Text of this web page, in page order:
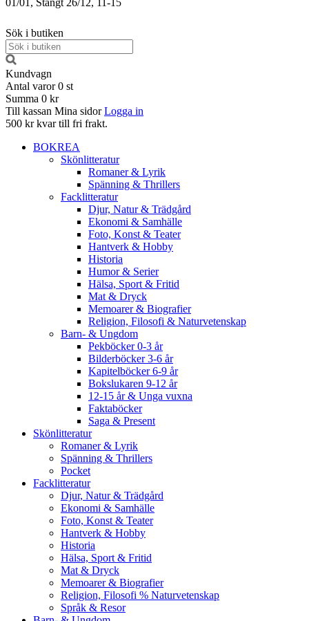
01/01, Stängt 26/12, 11-15
Sök i butiken
Kundvagn
Antal varor 0 st
Summa 0 kr
Till kassan Mina sidor Logga in
500 kr kvar till fri frakt.
BOKREA
Skönlitteratur
Romaner & Lyrik
Spänning & Thrillers
Facklitteratur
Djur, Natur & Trädgård
Ekonomi & Samhälle
Foto, Konst & Teater
Hantverk & Hobby
Historia
Humor & Serier
Hälsa, Sport & Fritid
Mat & Dryck
Memoarer & Biografier
Religion, Filosofi & Naturvetenskap
Barn- & Ungdom
Pekböcker 0-3 år
Bilderböcker 3-6 år
Kapitelböcker 6-9 år
Bokslukaren 9-12 år
12-15 år & Unga vuxna
Faktaböcker
Saga & Present
Skönlitteratur
Romaner & Lyrik
Spänning & Thrillers
Pocket
Facklitteratur
Djur, Natur & Trädgård
Ekonomi & Samhälle
Foto, Konst & Teater
Hantverk & Hobby
Historia
Hälsa, Sport & Fritid
Mat & Dryck
Memoarer & Biografier
Religion, Filosofi % Naturvetenskap
Språk & Resor